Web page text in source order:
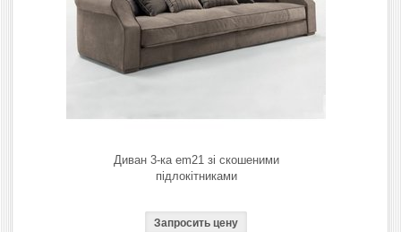
Диван 3-ка em21 зі скошеними
підлокітниками